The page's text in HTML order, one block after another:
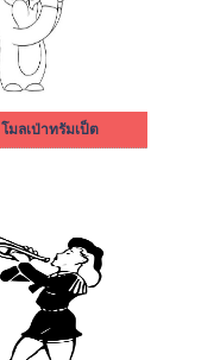
โมลเป่าทรัมเป็ต